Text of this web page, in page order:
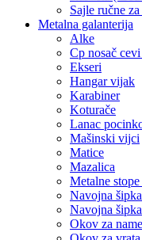
Sajle ručne
Metalna galanterija
Alke
Cp nosač
Ekseri
Hangar vijak
Karabiner
Koturače
Lanac
Mašinski vijci
Matice
Mazalica
Metalne
Navojna
Navojna
Okov za